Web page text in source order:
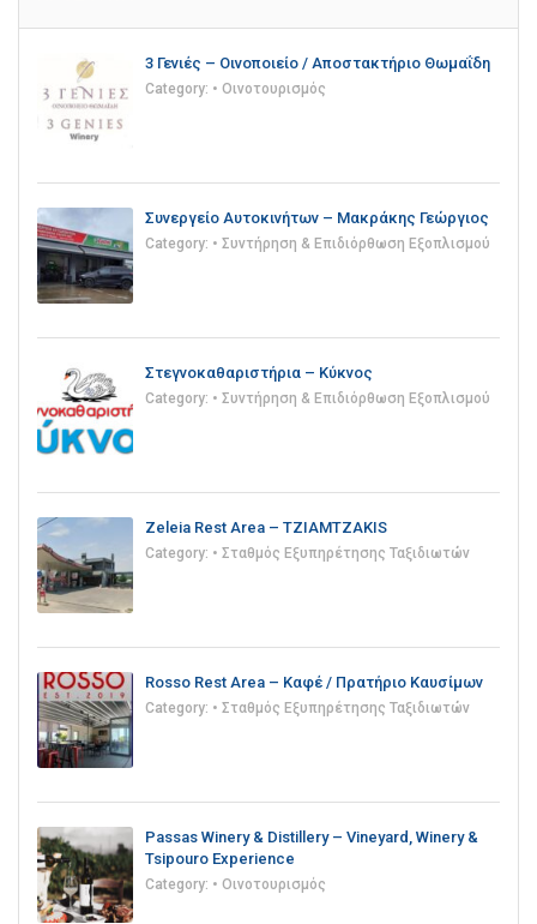
3 Γενιές – Οινοποιείο / Αποστακτήριο Θωμαΐδη
Category: • Οινοτουρισμός
Συνεργείο Αυτοκινήτων – Μακράκης Γεώργιος
Category: • Συντήρηση & Επιδιόρθωση Εξοπλισμού
Στεγνοκαθαριστήρια – Κύκνος
Category: • Συντήρηση & Επιδιόρθωση Εξοπλισμού
Zeleia Rest Area – TZIAMTZAKIS
Category: • Σταθμός Εξυπηρέτησης Ταξιδιωτών
Rosso Rest Area – Καφέ / Πρατήριο Καυσίμων
Category: • Σταθμός Εξυπηρέτησης Ταξιδιωτών
Passas Winery & Distillery – Vineyard, Winery &
Tsipouro Experience
Category: • Οινοτουρισμός